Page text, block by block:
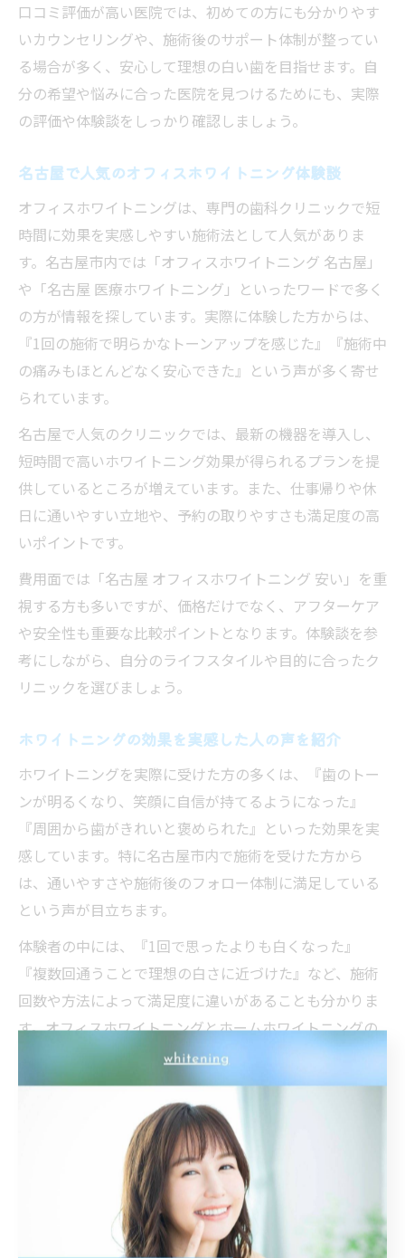
口コミ評価が高い医院では、初めての方にも分かりやす
いカウンセリングや、施術後のサポート体制が整ってい
る場合が多く、安心して理想の白い歯を目指せます。自
分の希望や悩みに合った医院を見つけるためにも、実際
の評価や体験談をしっかり確認しましょう。
名古屋で人気のオフィスホワイトニング体験談
オフィスホワイトニングは、専門の歯科クリニックで短
時間に効果を実感しやすい施術法として人気がありま
す。名古屋市内では「オフィスホワイトニング 名古屋」
や「名古屋 医療ホワイトニング」といったワードで多く
の方が情報を探しています。実際に体験した方からは、
『1回の施術で明らかなトーンアップを感じた』『施術中
の痛みもほとんどなく安心できた』という声が多く寄せ
られています。
名古屋で人気のクリニックでは、最新の機器を導入し、
短時間で高いホワイトニング効果が得られるプランを提
供しているところが増えています。また、仕事帰りや休
日に通いやすい立地や、予約の取りやすさも満足度の高
いポイントです。
費用面では「名古屋 オフィスホワイトニング 安い」を重
視する方も多いですが、価格だけでなく、アフターケア
や安全性も重要な比較ポイントとなります。体験談を参
考にしながら、自分のライフスタイルや目的に合ったク
リニックを選びましょう。
ホワイトニングの効果を実感した人の声を紹介
ホワイトニングを実際に受けた方の多くは、『歯のトー
ンが明るくなり、笑顔に自信が持てるようになった』
『周囲から歯がきれいと褒められた』といった効果を実
感しています。特に名古屋市内で施術を受けた方から
は、通いやすさや施術後のフォロー体制に満足している
という声が目立ちます。
体験者の中には、『1回で思ったよりも白くなった』
『複数回通うことで理想の白さに近づけた』など、施術
回数や方法によって満足度に違いがあることも分かりま
す。オフィスホワイトニングとホームホワイトニングの
違いについても、「即効性を重視したい」「自宅でじっ
くりケアしたい」など、それぞれのニーズに応じた選択
また、『施術後にしみることがあったが、医院のスタッ
フが丁寧に対応してくれた』という声もあり、アフター
ケアの充実度が安心感につながっています。効果を実感
した人の体験談を参考に、自分に合った施術法を検討し
てみましょう。